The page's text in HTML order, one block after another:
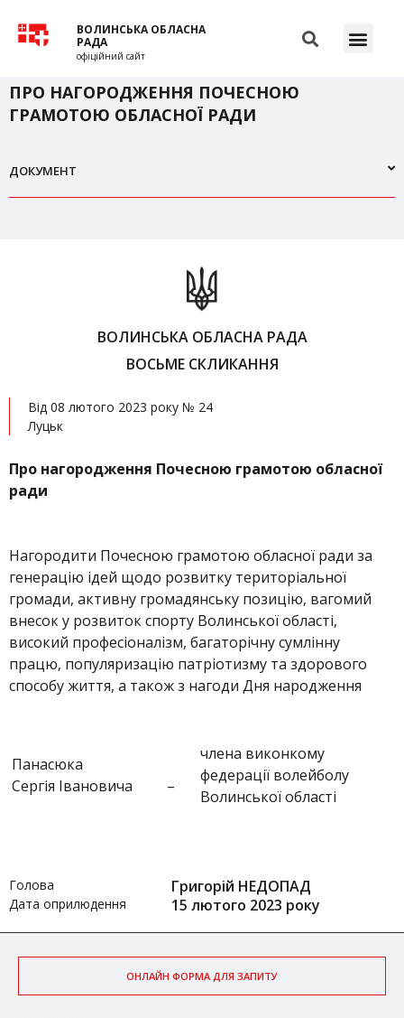
ВОЛИНСЬКА ОБЛАСНА
РАДА
офіційний сайт
ПРО НАГОРОДЖЕННЯ ПОЧЕСНОЮ
ГРАМОТОЮ ОБЛАСНОЇ РАДИ
ДОКУМЕНТ
ВОЛИНСЬКА ОБЛАСНА РАДА
ВОСЬМЕ СКЛИКАННЯ
Від 08 лютого 2023 року № 24
Луцьк
Про нагородження Почесною грамотою обласної
ради
Нагородити Почесною грамотою обласної ради за
генерацію ідей щодо розвитку територіальної
громади, активну громадянську позицію, вагомий
внесок у розвиток спорту Волинської області,
високий професіоналізм, багаторічну сумлінну
працю, популяризацію патріотизму та здорового
способу життя, а також з нагоди Дня народження
Панасюка
Сергія Івановича
–
члена виконкому
федерації волейболу
Волинської області
Голова Григорій НЕДОПАД
Дата оприлюдення 15 лютого 2023 року
ОНЛАЙН ФОРМА ДЛЯ ЗАПИТУ